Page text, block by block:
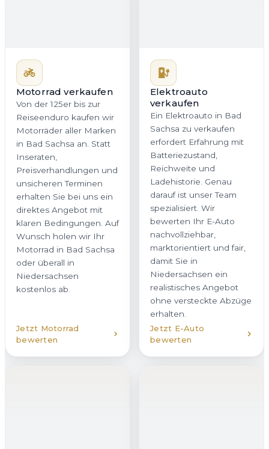
Motorrad verkaufen
Von der 125er bis zur
Reiseenduro kaufen wir
Motorräder aller Marken
in Bad Sachsa an. Statt
Inseraten,
Preisverhandlungen und
unsicheren Terminen
erhalten Sie bei uns ein
direktes Angebot mit
klaren Bedingungen. Auf
Wunsch holen wir Ihr
Motorrad in Bad Sachsa
oder überall in
Niedersachsen
kostenlos ab.
Jetzt Motorrad
Sachsa zu verkaufen
erfordert Erfahrung mit
Batteriezustand,
Reichweite und
Ladehistorie. Genau
darauf ist unser Team
spezialisiert. Wir
bewerten Ihr E-Auto
nachvollziehbar,
marktorientiert und fair,
damit Sie in
Niedersachsen ein
realistisches Angebot
ohne versteckte Abzüge
erhalten.
Jetzt E-Auto
bewerten